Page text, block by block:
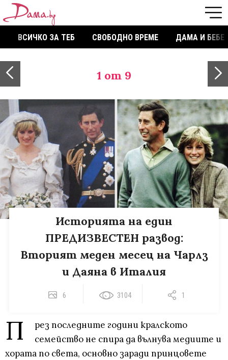
ВСИЧКО ЗА ТЕБ СВОБОДНО ВРЕМЕ ДАМА И БЕБЕ
1 от 9
Историята на един
ПРЕДИЗВЕСТЕН развод:
Вторият меден месец на Чарлз
и Даяна в Италия
6 3104 1
П
рез последните години кралското
семейство не спира да вълнува медиите и
хората по света, основно заради принцовете